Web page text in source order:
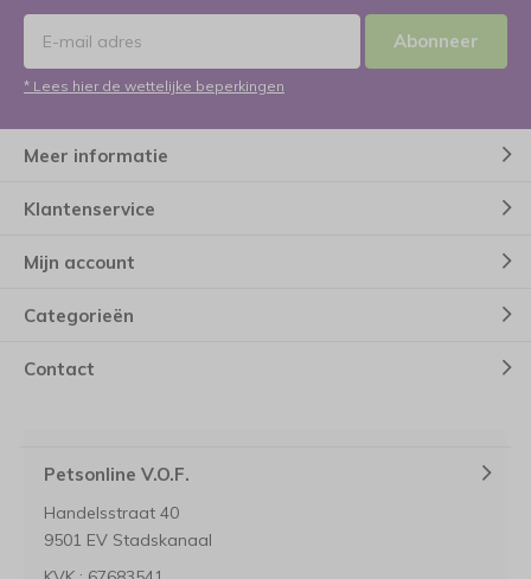
Abonneer
* Lees hier de wettelijke beperkingen
Meer informatie
Klantenservice
Mijn account
Categorieën
Contact
Petsonline V.O.F.
Handelsstraat 40
9501 EV Stadskanaal